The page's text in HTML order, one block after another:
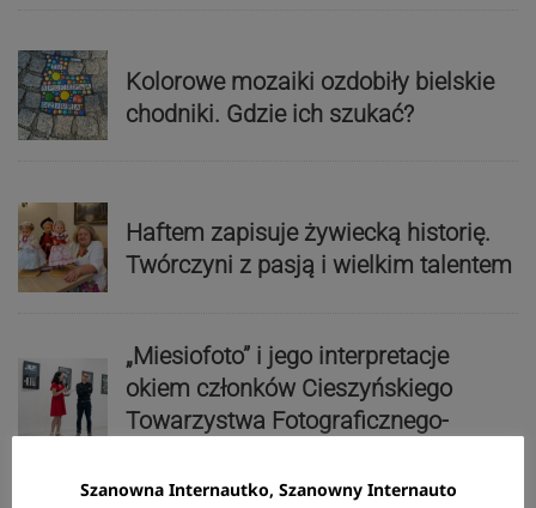
Kolorowe mozaiki ozdobiły bielskie
chodniki. Gdzie ich szukać?
Haftem zapisuje żywiecką historię.
Twórczyni z pasją i wielkim talentem
„Miesiofoto” i jego interpretacje
okiem członków Cieszyńskiego
Towarzystwa Fotograficznego-
Szanowna Internautko, Szanowny Internauto